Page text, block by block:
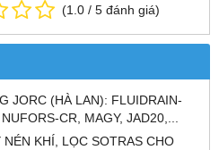
(1.0 / 5 đánh giá)
JORC (HÀ LAN): FLUIDRAIN-
CR, MAGY, JAD20,...
KHÍ, LỌC SOTRAS CHO